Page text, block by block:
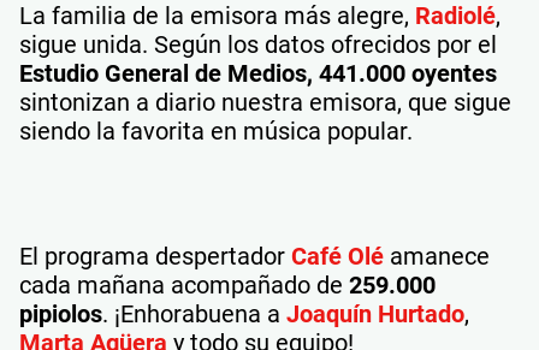
La familia de la emisora más alegre, Radiolé,
sigue unida. Según los datos ofrecidos por el
Estudio General de Medios, 441.000 oyentes
sintonizan a diario nuestra emisora, que sigue
siendo la favorita en música popular.
El programa despertador Café Olé amanece
cada mañana acompañado de 259.000
pipiolos. ¡Enhorabuena a Joaquín Hurtado,
Marta Agüera y todo su equipo!